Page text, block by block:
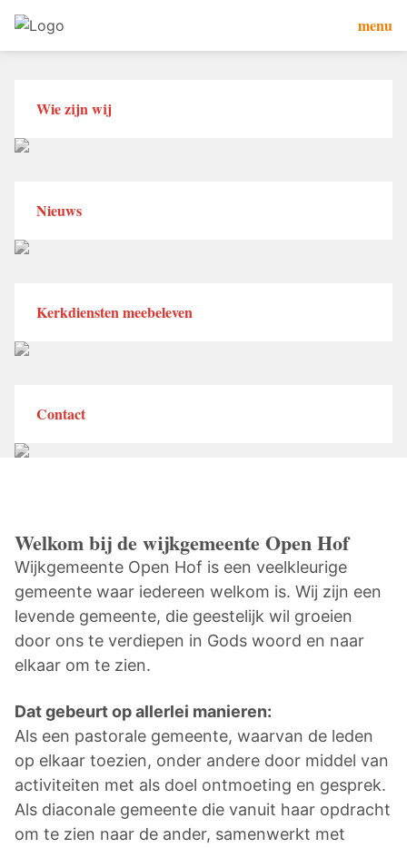
menu
Wie zijn wij
Nieuws
Kerkdiensten meebeleven
Contact
Welkom bij de wijkgemeente Open Hof
Wijkgemeente Open Hof is een veelkleurige
gemeente waar iedereen welkom is. Wij zijn een
levende gemeente, die geestelijk wil groeien
door ons te verdiepen in Gods woord en naar
elkaar om te zien.
Dat gebeurt op allerlei manieren:
Als een pastorale gemeente, waarvan de leden
op elkaar toezien, onder andere door middel van
activiteiten met als doel ontmoeting en gesprek.
Als diaconale gemeente die vanuit haar opdracht
om te zien naar de ander, samenwerkt met